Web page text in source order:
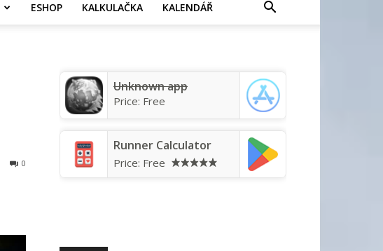
ESHOP KALKULAČKA KALENDÁŘ
0
Unknown app
Price: Free
Runner Calculator
Price: Free